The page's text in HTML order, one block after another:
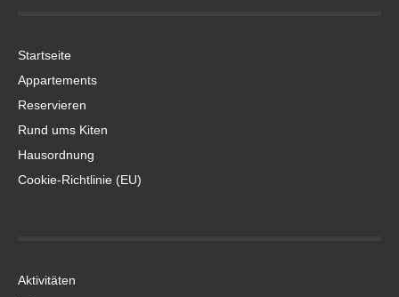
Startseite
Appartements
Reservieren
Rund ums Kiten
Hausordnung
Cookie-Richtlinie (EU)
Aktivitäten